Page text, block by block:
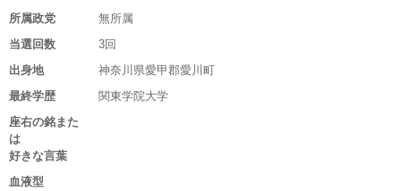
所属政党
無所属
当選回数
3回
出身地
神奈川県愛甲郡愛川町
最終学歴
関東学院大学
座右の銘また
は
好きな言葉
血液型